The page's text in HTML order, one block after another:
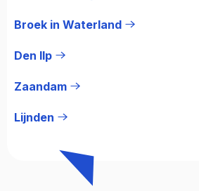
Broek in Waterland
Den Ilp
Zaandam
Lijnden